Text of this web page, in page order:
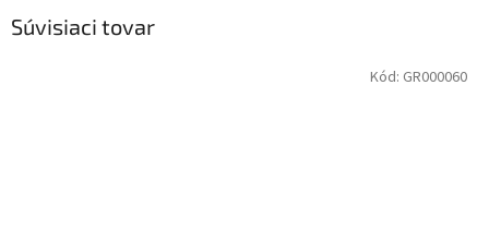
Súvisiaci tovar
Kód: GR000060